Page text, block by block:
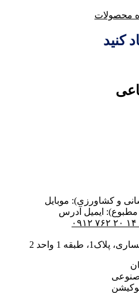
محصولات
کنید
و کشاورزی): موبایل
مطبوع): ایمیل آدرس
۰۹۱۲ ۷۶۲ ۲۰ ۱۴
طبقه 1 واحد 2